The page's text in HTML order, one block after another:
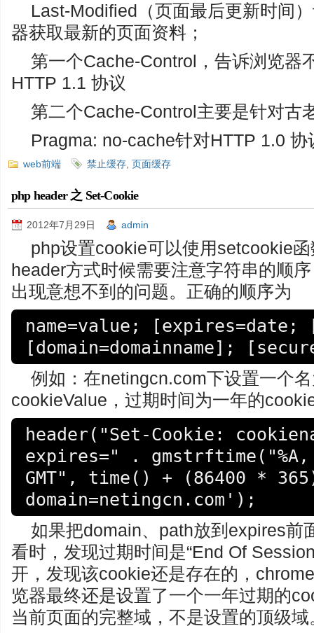
Last-Modified（页面最后更新时间
器获取最新的页面资料；
第一个Cache-Control，告诉浏览器
HTTP 1.1 协议
第二个Cache-Control主要是针对古
Pragma: no-cache针对HTTP 1.0
web前端 禁止缓存 页面缓存
php header 之 Set-Cookie
2012年7月29日 admin
php设置cookie可以使用setcookie
header方式时候需要注意字符串的顺
出现意想不到的问题。正确的顺序为
name=value;
[domain=domainname];
例如：在netingcn.com下设置一个
cookieValue，过期时间为一年的
header("Set-Cookie:
expires=" . gmstrftime("%A,
GMT", time() + (86400 *
domain=netingcn.com');
如果把domain、path放到expires前
看时，发现过期时间是“End Of
开，发现该cookie还是存在的，
览器最终还是设置了一个一年过期的
当前页面的完整域，不是设置的顶级